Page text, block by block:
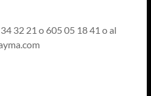
32 21 o 605 05 18 41 o al